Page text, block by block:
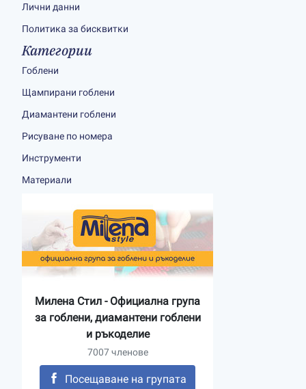
Лични данни
Политика за бисквитки
Категории
Гоблени
Щампирани гоблени
Диамантени гоблени
Рисуване по номера
Инструменти
Материали
Милена Стил - Официална група
за гоблени, диамантени гоблени
и ръкоделие
7007 членове
Посещаване на групата